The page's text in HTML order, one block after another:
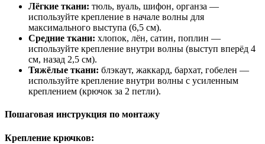
Лёгкие ткани: тюль, вуаль, шифон, органза —
используйте крепление в начале волны для
максимального выступа (6,5 см).
Средние ткани: хлопок, лён, сатин, поплин —
используйте крепление внутри волны (выступ вперёд 4
см, назад 2,5 см).
Тяжёлые ткани: блэкаут, жаккард, бархат, гобелен —
используйте крепление внутри волны с усиленным
креплением (крючок за 2 петли).
Пошаговая инструкция по монтажу
Крепление крючков: